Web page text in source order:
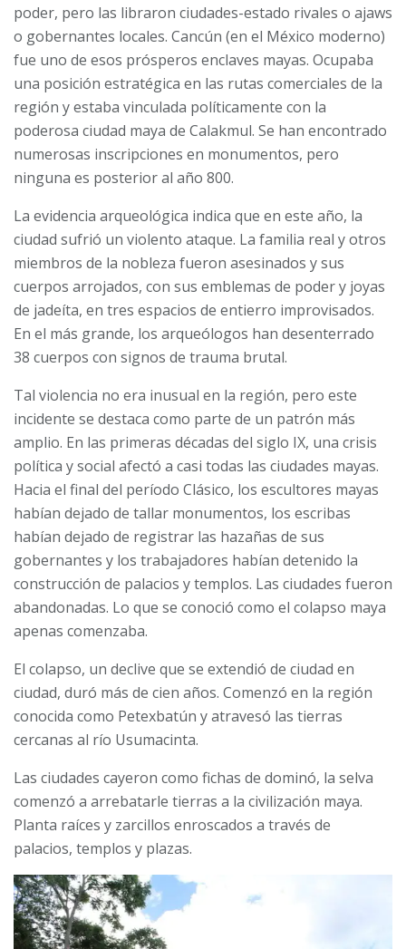
poder, pero las libraron ciudades-estado rivales o ajaws
o gobernantes locales. Cancún (en el México moderno)
fue uno de esos prósperos enclaves mayas. Ocupaba
una posición estratégica en las rutas comerciales de la
región y estaba vinculada políticamente con la
poderosa ciudad maya de Calakmul. Se han encontrado
numerosas inscripciones en monumentos, pero
ninguna es posterior al año 800.
La evidencia arqueológica indica que en este año, la
ciudad sufrió un violento ataque. La familia real y otros
miembros de la nobleza fueron asesinados y sus
cuerpos arrojados, con sus emblemas de poder y joyas
de jadeíta, en tres espacios de entierro improvisados.
En el más grande, los arqueólogos han desenterrado
38 cuerpos con signos de trauma brutal.
Tal violencia no era inusual en la región, pero este
incidente se destaca como parte de un patrón más
amplio. En las primeras décadas del siglo IX, una crisis
política y social afectó a casi todas las ciudades mayas.
Hacia el final del período Clásico, los escultores mayas
habían dejado de tallar monumentos, los escribas
habían dejado de registrar las hazañas de sus
gobernantes y los trabajadores habían detenido la
construcción de palacios y templos. Las ciudades fueron
abandonadas. Lo que se conoció como el colapso maya
apenas comenzaba.
El colapso, un declive que se extendió de ciudad en
ciudad, duró más de cien años. Comenzó en la región
conocida como Petexbatún y atravesó las tierras
cercanas al río Usumacinta.
Las ciudades cayeron como fichas de dominó, la selva
comenzó a arrebatarle tierras a la civilización maya.
Planta raíces y zarcillos enroscados a través de
palacios, templos y plazas.